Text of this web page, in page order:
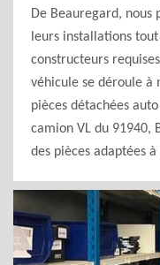
De Beauregard, nous
leurs installations
constructeurs
véhicule se déroule à
pièces détachées
camion VL du 91940,
des pièces adaptées